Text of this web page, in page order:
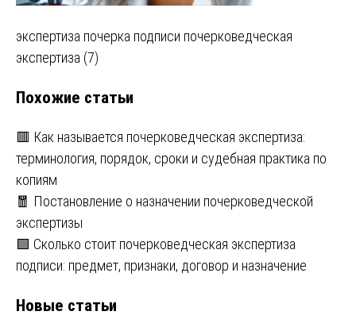
Навигация
записям
экспертиза почерка подписи почерковедческая
экспертиза (7)
Похожие статьи
🟥 Как называется почерковедческая экспертиза:
терминология, порядок, сроки и судебная практика по
копиям
🧧 Постановление о назначении почерковедческой
экспертизы
🟩 Сколько стоит почерковедческая экспертиза
подписи: предмет, признаки, договор и назначение
Новые статьи